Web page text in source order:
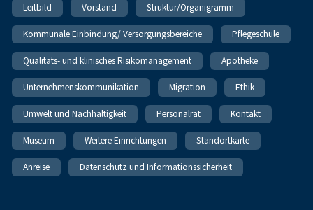
Leitbild Vorstand Struktur/Organigramm
Kommunale Einbindung/ Versorgungsbereiche Pflegeschule
Qualitäts- und klinisches Risikomanagement Apotheke
Unternehmenskommunikation Migration Ethik
Umwelt und Nachhaltigkeit Personalrat Kontakt
Museum Weitere Einrichtungen Standortkarte
Anreise Datenschutz und Informationssicherheit